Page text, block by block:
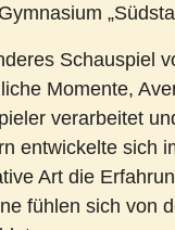
Schauspiel
Momente,
verarbeitet
entwickelte sich
Art die
fühlen sich von